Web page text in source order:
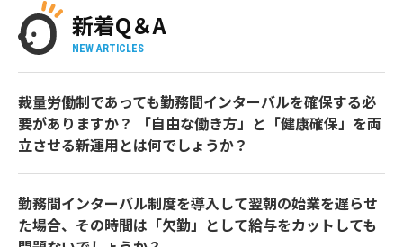
新着Q＆A
NEW ARTICLES
裁量労働制であっても勤務間インターバルを確保する必
要がありますか？ 「自由な働き方」と「健康確保」を両
立させる新運用とは何でしょうか？
勤務間インターバル制度を導入して翌朝の始業を遅らせ
た場合、その時間は「欠勤」として給与をカットしても